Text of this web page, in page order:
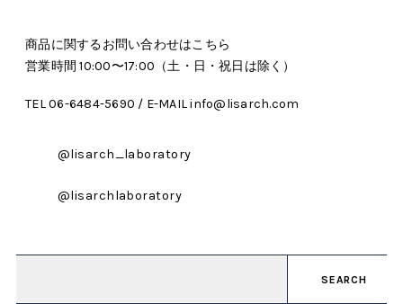
商品に関するお問い合わせはこちら
営業時間 10:00〜17:00（土・日・祝日は除く）
TEL 06-6484-5690 / E-MAIL info@lisarch.com
@lisarch_laboratory
@lisarchlaboratory
SEARCH